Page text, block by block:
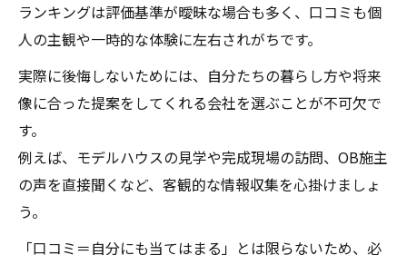
ランキングは評価基準が曖昧な場合も多く、口コミも個
人の主観や一時的な体験に左右されがちです。
実際に後悔しないためには、自分たちの暮らし方や将来
像に合った提案をしてくれる会社を選ぶことが不可欠で
す。
例えば、モデルハウスの見学や完成現場の訪問、OB施主
の声を直接聞くなど、客観的な情報収集を心掛けましょ
う。
「口コミ＝自分にも当てはまる」とは限らないため、必